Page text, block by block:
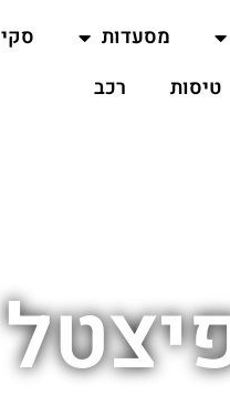
מסעדות סקי
טיסות רכב